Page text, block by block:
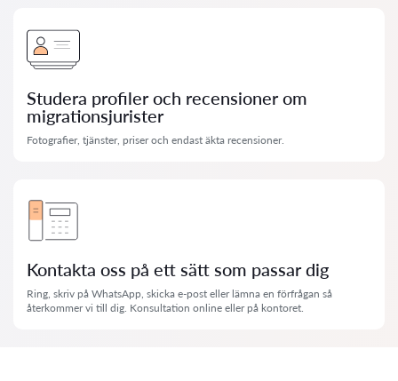
Studera profiler och recensioner om
migrationsjurister
Fotografier, tjänster, priser och endast äkta recensioner.
Kontakta oss på ett sätt som passar dig
Ring, skriv på WhatsApp, skicka e-post eller lämna en förfrågan så
återkommer vi till dig. Konsultation online eller på kontoret.